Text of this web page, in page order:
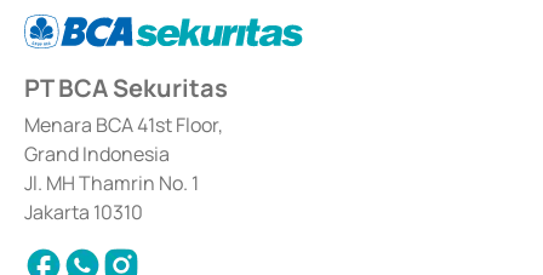
berdasarkan surat keputusan Otoritas Jasa Keuangan Nomor S-
67/PM.21/2017 tanggal 3 Februari 2017, dan beberapa izin usaha lainnya
Sertifikat Deposito di Pasar Uang yang izinnya diterbitkan pada tahun 2017
dan izin usaha lainnya dari Bank Indonesia sebagai Lembaga Pendukung
Penerbitan, Transaksi, serta Penatausahaan dan Penyelesaian Transaksi
Surat Berharga Komersial yang izinnya diterbitkan pada tahun 2018.
PT BCA Sekuritas
Menara BCA 41st Floor,
Grand Indonesia
Jl. MH Thamrin No. 1
Jakarta 10310